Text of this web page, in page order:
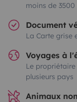
moins de 3500
Document
La Carte grise
Voyages à
Le propriétaire
plusieurs pays
Animaux